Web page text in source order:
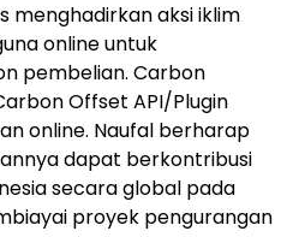
menghadirkan aksi iklim
online untuk
pembelian. Carbon
Offset API/Plugin
online. Naufal berharap
dapat berkontribusi
secara global pada
proyek pengurangan